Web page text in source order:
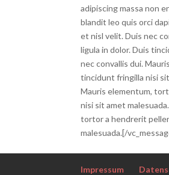
adipiscing massa non
blandit leo quis orci
et nisl velit. Duis nec
ligula in dolor. Duis
nec convallis dui.
tincidunt fringilla nisi
Mauris elementum,
nisi sit amet
tortor a hendrerit
malesuada.[/
Impressum